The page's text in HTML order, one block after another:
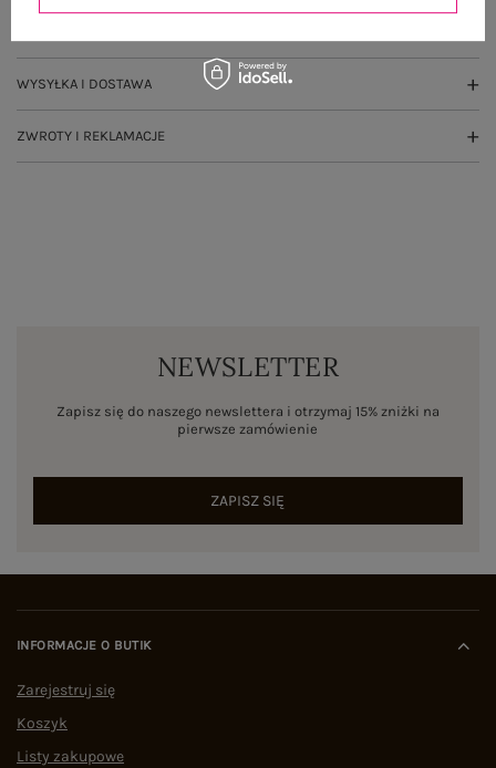
WYSYŁKA I DOSTAWA
ZWROTY I REKLAMACJE
NEWSLETTER
Zapisz się do naszego newslettera i otrzymaj 15% zniżki na
pierwsze zamówienie
ZAPISZ SIĘ
INFORMACJE O BUTIK
Zarejestruj się
Koszyk
Listy zakupowe